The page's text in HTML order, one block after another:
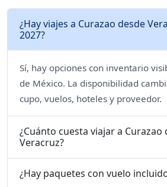
¿Hay viajes a Curazao desde
2027?
Sí, hay opciones con inventario
de México. La disponibilidad
cupo, vuelos, hoteles y proveedor.
¿Cuánto cuesta viajar a Curazao
Veracruz?
¿Hay paquetes con vuelo